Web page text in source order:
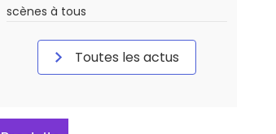
scènes à tous
Toutes les actus